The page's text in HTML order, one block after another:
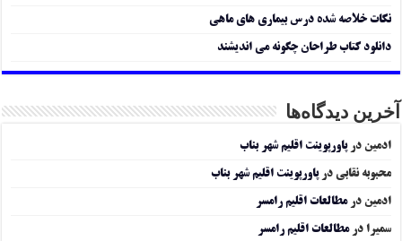
نکات خلاصه شده درس بیماری های ماهی
دانلود کتاب طراحان چگونه می اندیشند
آخرین دیدگاه‌ها
ادمین درپاورپوینت اقلیم شهر بناب
محبوبه نقابی درپاورپوینت اقلیم شهر بناب
ادمین درمطالعات اقلیم رامسر
سمیرا درمطالعات اقلیم رامسر